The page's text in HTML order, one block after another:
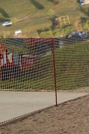
- Поглед из